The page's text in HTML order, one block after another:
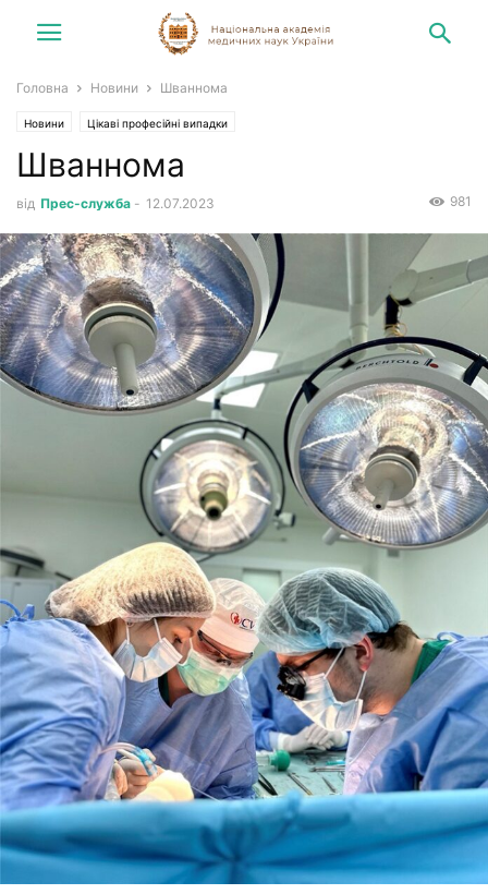
Головна Новини Шваннома
Новини Цікаві професійні випадки
Шваннома
від Прес-служба - 12.07.2023 981